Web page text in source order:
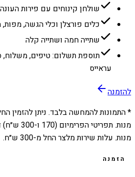
שולחן קינוחים עם פירות
כלים פורצלן וכלי הגשה, מפות,
שתייה חמה ושתייה קלה
תוספת תשלום: טיפים, משלוח,
עראייס
להזמנה
* התמונות להמחשה בלבד. ניתן להזמין
מנות. עלות שירות מלצר החל מ-300 ש״ח.
הזמנה